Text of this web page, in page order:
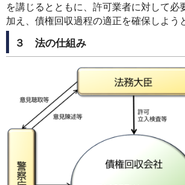
を講じるとともに、許可業者に対して必
加え、債権回収過程の適正を確保しよう
３ 法の仕組み